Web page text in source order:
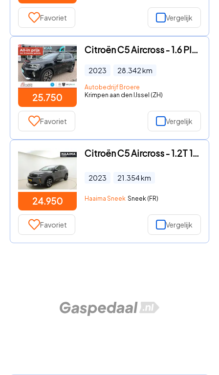
Favoriet Vergelijk
25.750
Citroën C5 Aircross - 1.6 Plug-in Hybrid 225 Shine Adaptive cruise control
2023 28.342km
Autobedrijf Broere
Krimpen aan den IJssel (ZH)
Favoriet Vergelijk
24.950
Citroën C5 Aircross - 1.2T 130pk C-Series | Comfort Seats | PHC Vering | Achteruit
2023 21.354km
Haaima Sneek Sneek (FR)
Favoriet Vergelijk